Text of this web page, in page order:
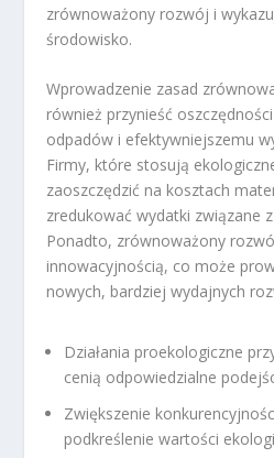
zrównoważony rozwój i
środowisko.
Wprowadzenie zasad
również przynieść
odpadów i efektywniejszemu
Firmy, które stosują
zaoszczędzić na kosztach
zredukować wydatki związane
Ponadto, zrównoważony
innowacyjnością, co może
nowych, bardziej wydajnych
Działania proekologiczne
cenią odpowiedzialne
Zwiększenie
podkreślenie wartości